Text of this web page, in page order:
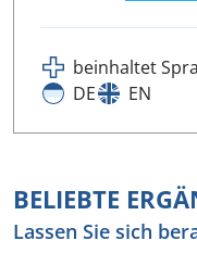
beinhaltet
DE
EN
BELIEBTE
Lassen Sie sich